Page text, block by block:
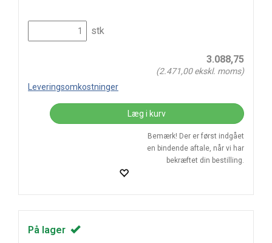
stk
3.088,75
(2.471,00ekskl. moms)
Leveringsomkostninger
Læg i kurv
Bemærk! Der er først indgået
en bindende aftale, når vi har
bekræftet din bestilling.
På lager